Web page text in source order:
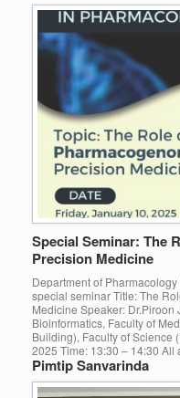
Special Seminar: The
Precision Medicine
Department of
special seminar Title: The
Medicine Speaker:
Bioinformatics, Faculty of
Building), Faculty of Science
2025 Time: 13:30 – 14:30 All
Pimtip Sanvarinda